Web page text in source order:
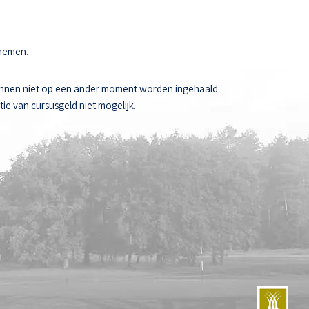
niet op een ander moment worden ingehaald.
van cursusgeld niet mogelijk.